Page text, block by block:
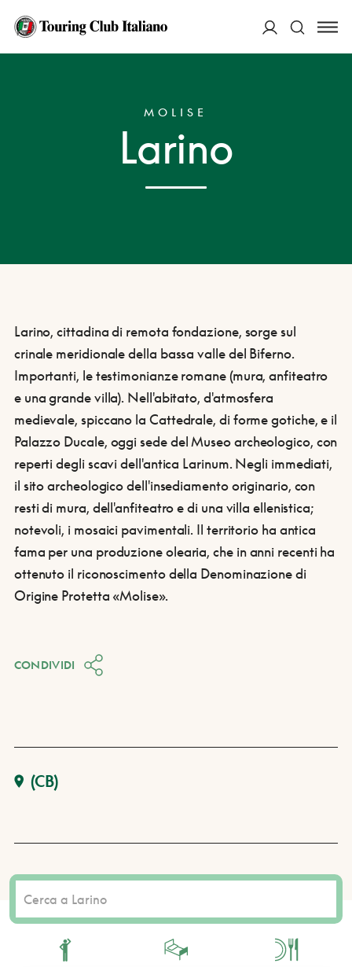
HOME
MOLISE
Larino
Larino, cittadina di remota fondazione, sorge sul
crinale meridionale della bassa valle del Biferno.
Importanti, le testimonianze romane (mura, anfiteatro
e una grande villa). Nell'abitato, d'atmosfera
medievale, spiccano la Cattedrale, di forme gotiche, e il
Palazzo Ducale, oggi sede del Museo archeologico, con
reperti degli scavi dell'antica Larinum. Negli immediati,
il sito archeologico dell'insediamento originario, con
resti di mura, dell'anfiteatro e di una villa ellenistica;
notevoli, i mosaici pavimentali. Il territorio ha antica
fama per una produzione olearia, che in anni recenti ha
ottenuto il riconoscimento della Denominazione di
Origine Protetta «Molise».
CONDIVIDI
(CB)